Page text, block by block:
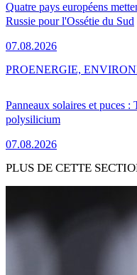
Quatre pays européens
Russie pour l'Ossétie du Sud
07.08.2026
Panneaux solaires et puces
polysilicium
07.08.2026
PROENERGIE,
PLUS DE CETTE